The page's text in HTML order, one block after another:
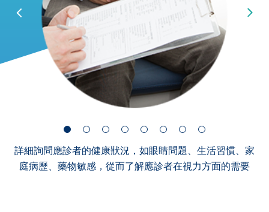
詳細詢問應診者的健康狀況，如眼睛問題、生活習慣、家
庭病歷、藥物敏感，從而了解應診者在視力方面的需要